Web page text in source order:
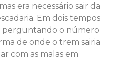
era necessário sair da
Em dois tempos
perguntando o número
de onde o trem sairia
com as malas em